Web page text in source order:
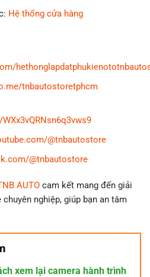
Hệ thống cửa hàng
tnbautostoretphcm
@tnbautostore
@tnbautostore
AUTO cam kết mang đến giải
chuyên nghiệp, giúp bạn an tâm
xem lại camera hành trình